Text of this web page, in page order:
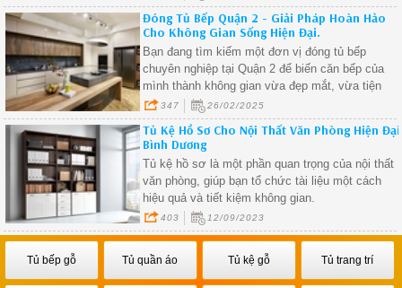
năm gần đây, xu hướng đóng tủ bếp hiện đại
ngày càng trở nên phổ biến, bởi tính năng vượt
trội về cả công năng lẫn thiết kế. Bài viết dưới
đây sẽ giúp bạn hiểu rõ hơn về xu hướng này,
đồng thời cung cấp những thông tin hữu ích khi
lựa chọn đóng tủ bếp hiện đại cho ngôi nhà của
mình.
Đóng Tủ Bếp Quận 2 - Giải Pháp Hoàn Hảo
Cho Không Gian Sống Hiện Đại.
Bạn đang tìm kiếm một đơn vị đóng tủ bếp
chuyên nghiệp tại Quận 2 để biến căn bếp của
mình thành không gian vừa đẹp mắt, vừa tiện
nghi? Với sự phát triển không ngừng của Quận 2
- khu vực đô thị sầm uất tại TP.HCM, nhu cầu
thiết kế và thi công tủ bếp ngày càng tăng cao.
Hãy cùng khám phá lý do tại sao dịch vụ đóng tủ
bếp tại Quận 2 lại trở thành lựa chọn hàng đầu
của nhiều gia đình hiện nay.
347 26/02/2025
Tủ Kệ Hồ Sơ Cho Nội Thất Văn Phòng Hiện Đại
Bình Dương
Tủ kệ hồ sơ là một phần quan trọng của nội thất
văn phòng, giúp bạn tổ chức tài liệu một cách
hiệu quả và tiết kiệm không gian.
403 12/09/2023
Tủ bếp gỗ Tủ quần áo Tủ kệ gỗ Tủ trang trí